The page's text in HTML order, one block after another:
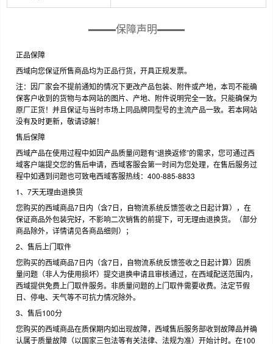
保障声明
正品保障
西域向您保证所售商品均为正品行货，开具正规发票。
注：因厂家会不提前通知的情况下更改产品包装、附件或产地，本司不能确
保客户收到的货物与本网站的图片、产地、附件说明完全一致。只能确保为
原厂正货！并且保证与当时市场上同品牌同型号的主流产品一致。若本网站
没有及时更新，敬请谅解！
售后保障
西域产品在使用过程中如因产品质量问题有“退换返修”的需求，您可通过西
域客户端提交您的售后申请，西域客服会第一时间为您处理，在售后服务过
程中如遇到问题也可致电西域客服热线：400-885-8833
1、7天无理由退换货
您购买的西域商品7日内（含7日，自物流系统反馈签收之日起计算），在
保证商品外包装完好，不影响二次销售的前提下，可无理由退换货。（部分
商品除外，详情请见各商品细则）；
2、售后上门取件
您购买的西域商品7日内（含7日，自物流系统反馈签收之日起计算）因质
量问题（非人为使用损坏）提交退换申请且审核通过，在西域配送范围内，
西域提供免费上门取件服务。非质量问题的上门取件需要收费。法定节假
日、停电、天气等不可抗力情况除外。
3、售后100分
您购买的西域商品在质保期内如出现故障，西域售后服务部收到故障品并确
认属于质量故障（以国家三包法等有关法律、法规为准）开始计时。在100